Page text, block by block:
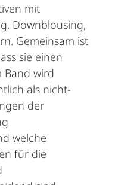
mit
Downblousing,
Gemeinsam ist
sie einen
Band wird
als nicht-
der
welche
für die